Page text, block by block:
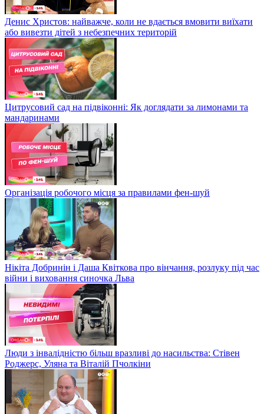
Денис Христов: найважче, коли не вдається вмовити виїхати
або вивезти дітей з небезпечних територій
Цитрусовий сад на підвіконні: Як доглядати за лимонами та
мандаринами
Організація робочого місця за правилами фен-шуй
Нікіта Добринін і Даша Квіткова про вінчання, розлуку під час
війни і виховання синочка Льва
Люди з інвалідністю більш вразливі до насильства: Стівен
Роджерс, Уляна та Віталій Пчолкіни